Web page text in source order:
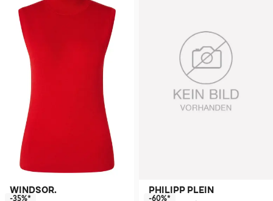
WINDSOR.
-35%*
PHILIPP PLEIN
-60%*